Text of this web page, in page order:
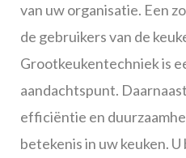
van uw organisatie. Een
de gebruikers van de
Grootkeukentechniek is
aandachtspunt.
efficiëntie en
betekenis in uw keuken.